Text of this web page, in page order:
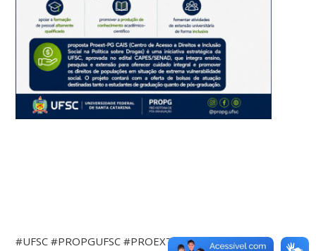
#UFSC #PROPGUFSC #PROEXTPG #CAPES